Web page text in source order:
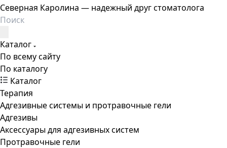
Северная Каролина — надежный друг стоматолога
Каталог
По всему сайту
По каталогу
Каталог
Терапия
Адгезивные системы и протравочные гели
Адгезивы
Аксессуары для адгезивных систем
Протравочные гели